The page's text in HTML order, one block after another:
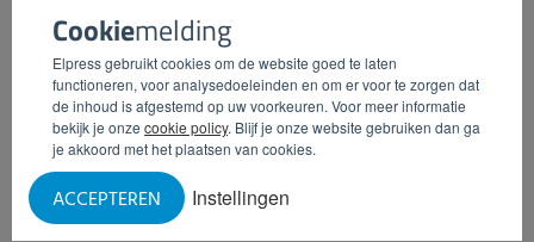
Cookiemelding
Elpress gebruikt cookies om de website goed te laten
functioneren, voor analysedoeleinden en om er voor te zorgen dat
de inhoud is afgestemd op uw voorkeuren. Voor meer informatie
bekijk je onze cookie policy. Blijf je onze website gebruiken dan ga
je akkoord met het plaatsen van cookies.
Instellingen
ACCEPTEREN
incidenten naar sturen op patronen.
Met data kunt u eerder zien:
welke afnamepunten structureel problemen geven;
waar slijtage sneller optreedt;
welke instellingen vaker tot foutmeldingen leiden;